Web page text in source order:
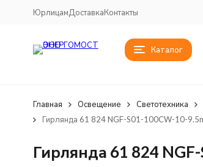
ЮрлицамДоставкаКонтакты
Каталог
Главная Освещение Светотехника
Гирлянда 61 824 NGF-S01-100CW-10-
Гирлянда 61 824